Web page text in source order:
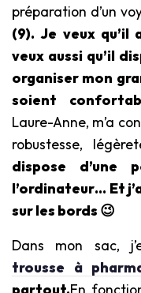
préparation d’un
(9). Je veux qu’il
veux aussi qu’il
organiser mon
soient
Laure-Anne, m’a
robustesse,
dispose d’une
l’ordinateur… Et
sur les bords 😉
Dans mon sac,
trousse à